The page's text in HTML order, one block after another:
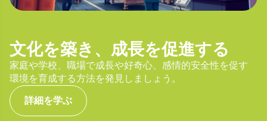
文化を築き、成長を促進する
家庭や学校、職場で成長や好奇心、感情的安全性を促す
環境を育成する方法を発見しましょう。
詳細を学ぶ